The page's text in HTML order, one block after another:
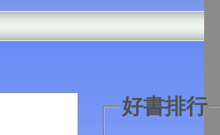
好書排行